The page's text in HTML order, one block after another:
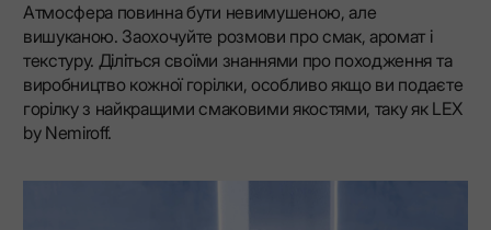
Атмосфера повинна бути невимушеною, але
вишуканою. Заохочуйте розмови про смак, аромат і
текстуру. Діліться своїми знаннями про походження та
виробництво кожної горілки, особливо якщо ви подаєте
горілку з найкращими смаковими якостями, таку як LEX
by Nemiroff.